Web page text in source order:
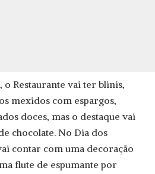
Restaurante vai ter blinis,
mexidos com espargos,
doces, mas o destaque vai
chocolate. No Dia dos
contar com uma decoração
flute de espumante por